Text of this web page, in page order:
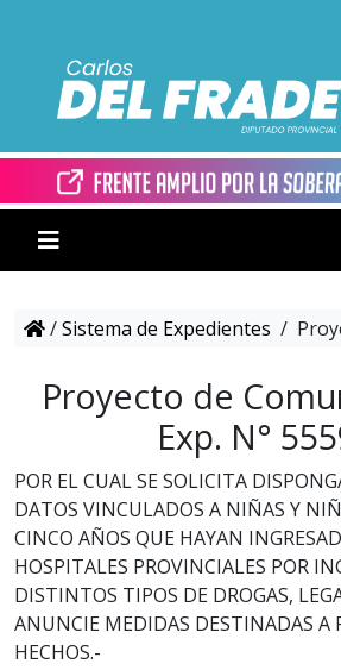
/Sistema de Expedientes /
Proyecto de
Exp. N°
POR EL CUAL SE SOLICITA
DATOS VINCULADOS A NIÑAS Y
CINCO AÑOS QUE HAYAN
HOSPITALES PROVINCIALES POR
DISTINTOS TIPOS DE DROGAS,
ANUNCIE MEDIDAS DESTINADAS A
HECHOS.-